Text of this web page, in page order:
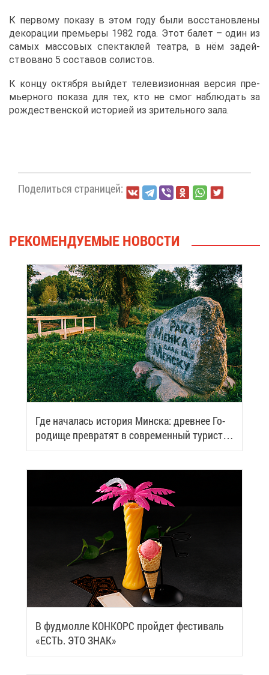
К пер­во­му по­ка­зу в этом го­ду бы­ли вос­ста­нов­ле­ны
де­ко­ра­ции пре­мье­ры 1982 го­да. Этот ба­лет – один из
са­мых мас­со­вых спек­так­лей те­ат­ра, в нём за­дей­
ство­ва­но 5 со­ста­вов со­ли­стов.
К кон­цу ок­тяб­ря вый­дет те­ле­ви­зи­он­ная вер­сия пре­
мьер­но­го по­ка­за для тех, кто не смог на­блю­дать за
рож­де­ствен­ской ис­то­ри­ей из зри­тель­но­го за­ла.
По­де­лить­ся стра­ни­цей:
РЕ­КО­МЕН­ДУ­Е­МЫЕ НО­ВО­СТИ
Где на­ча­лась ис­то­рия Мин­ска: древ­нее Го­
ро­ди­ще пре­вра­тят в со­вре­мен­ный ту­ри­сти­
че­ский центр
В фуд­мол­ле КОН­КОРС прой­дет фе­сти­валь
«ЕСТЬ. ЭТО ЗНАК»